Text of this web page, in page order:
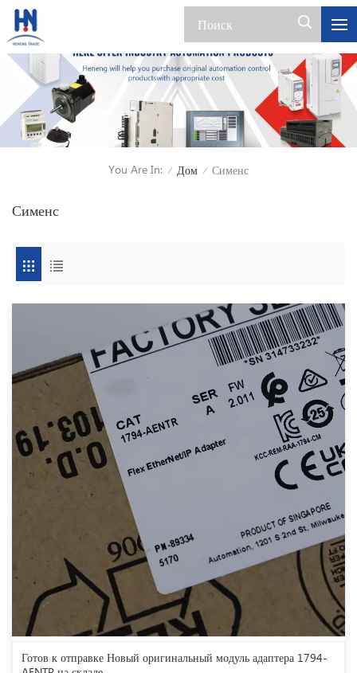
You Are In: / Дом / Сименс
Сименс
Готов к отправке Новый оригинальный модуль адаптера 1794-